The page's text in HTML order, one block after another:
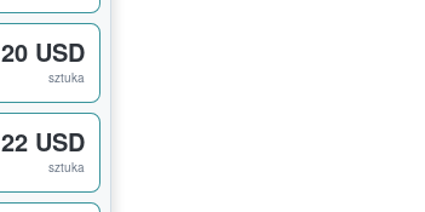
20 USD
sztuka
22 USD
sztuka